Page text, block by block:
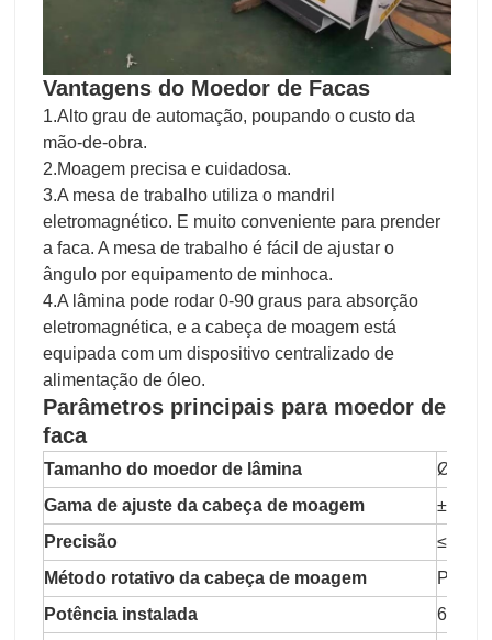
Vantagens do Moedor de Facas
1.Alto grau de automação, poupando o custo da
mão-de-obra.
2.Moagem precisa e cuidadosa.
3.A mesa de trabalho utiliza o mandril
eletromagnético. E muito conveniente para prender
a faca. A mesa de trabalho é fácil de ajustar o
ângulo por equipamento de minhoca.
4.A lâmina pode rodar 0-90 graus para absorção
eletromagnética, e a cabeça de moagem está
equipada com um dispositivo centralizado de
alimentação de óleo.
Parâmetros principais para moedor de
faca
Tamanho do moedor de lâmina
Gama de ajuste da cabeça de moagem
±20°
Precisão
Método rotativo da cabeça de moagem
Por
Potência instalada
6kw